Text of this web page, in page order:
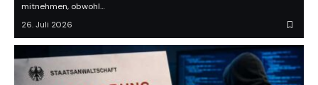
mitnehmen, obwohl…
26. Juli 2026